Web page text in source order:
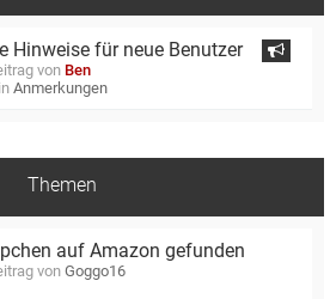
Hinweise für neue Benutzer
von Ben
Anmerkungen
Themen
auf Amazon gefunden
von Goggo16